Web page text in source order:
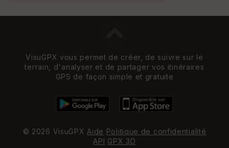
VisuGPX vous permet de créer, de suivre sur le
terrain, d'analyser et de partager vos itinéraires
GPS de façon simple et gratuite
© 2026 VisuGPX Aide Politique de confidentialité
API GPX 3D